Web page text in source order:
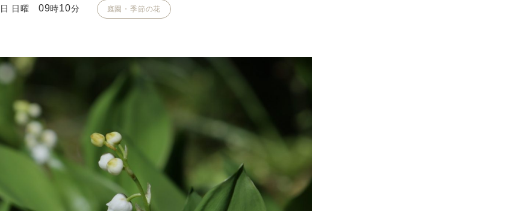
日 日曜 09時10分 庭園・季節の花